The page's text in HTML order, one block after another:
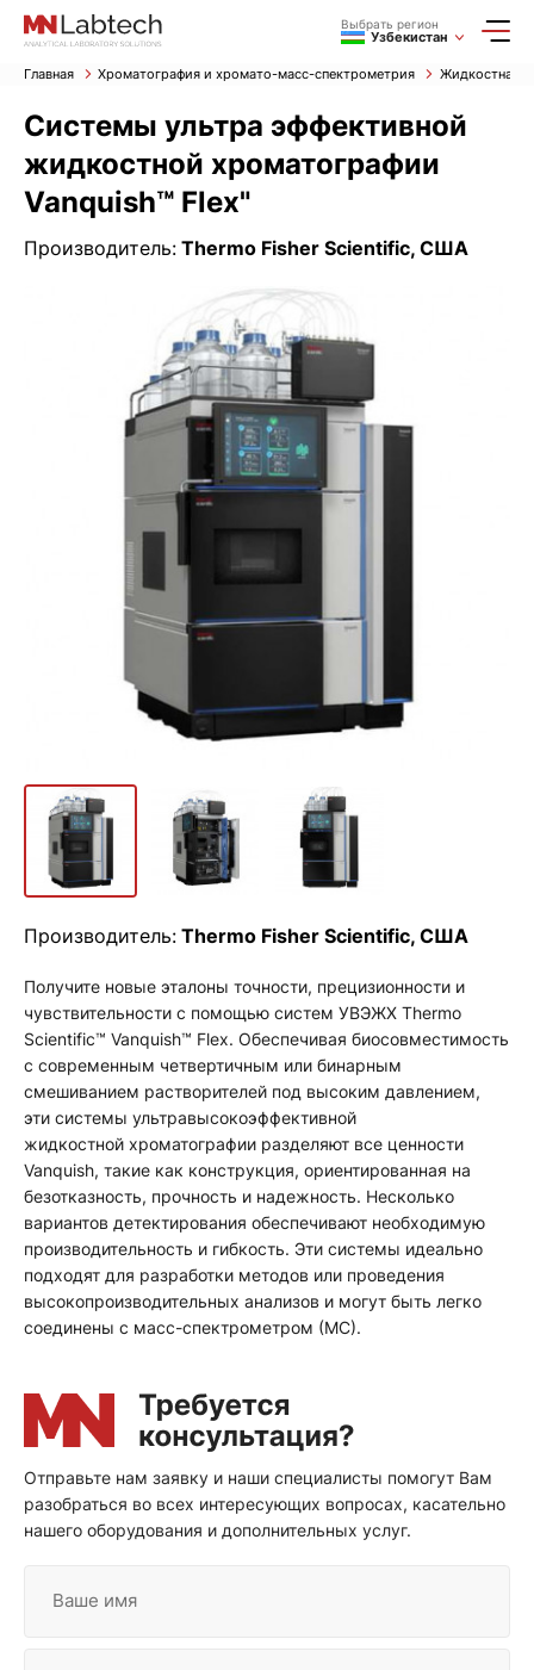
Выбрать регион
Узбекистан
Главная Хроматография и хромато-масс-спектрометрия Жидкостная
Системы ультра эффективной
жидкостной хроматографии
Vanquish™ Flex"
Производитель: Thermo Fisher Scientific, США
Производитель: Thermo Fisher Scientific, США
Получите новые эталоны точности, прецизионности и
чувствительности с помощью систем УВЭЖХ Thermo
Scientific™ Vanquish™ Flex. Обеспечивая биосовместимость
с современным четвертичным или бинарным
смешиванием растворителей под высоким давлением,
эти системы ультравысокоэффективной
жидкостной хроматографии разделяют все ценности
Vanquish, такие как конструкция, ориентированная на
безотказность, прочность и надежность. Несколько
вариантов детектирования обеспечивают необходимую
производительность и гибкость. Эти системы идеально
подходят для разработки методов или проведения
высокопроизводительных анализов и могут быть легко
соединены с масс-спектрометром (МС).
Отправьте нам заявку и наши специалисты помогут Вам
разобраться во всех интересующих вопросах, касательно
нашего оборудования и дополнительных услуг.
Ваше имя